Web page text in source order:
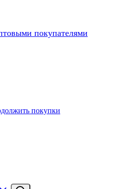
покупателями
покупки